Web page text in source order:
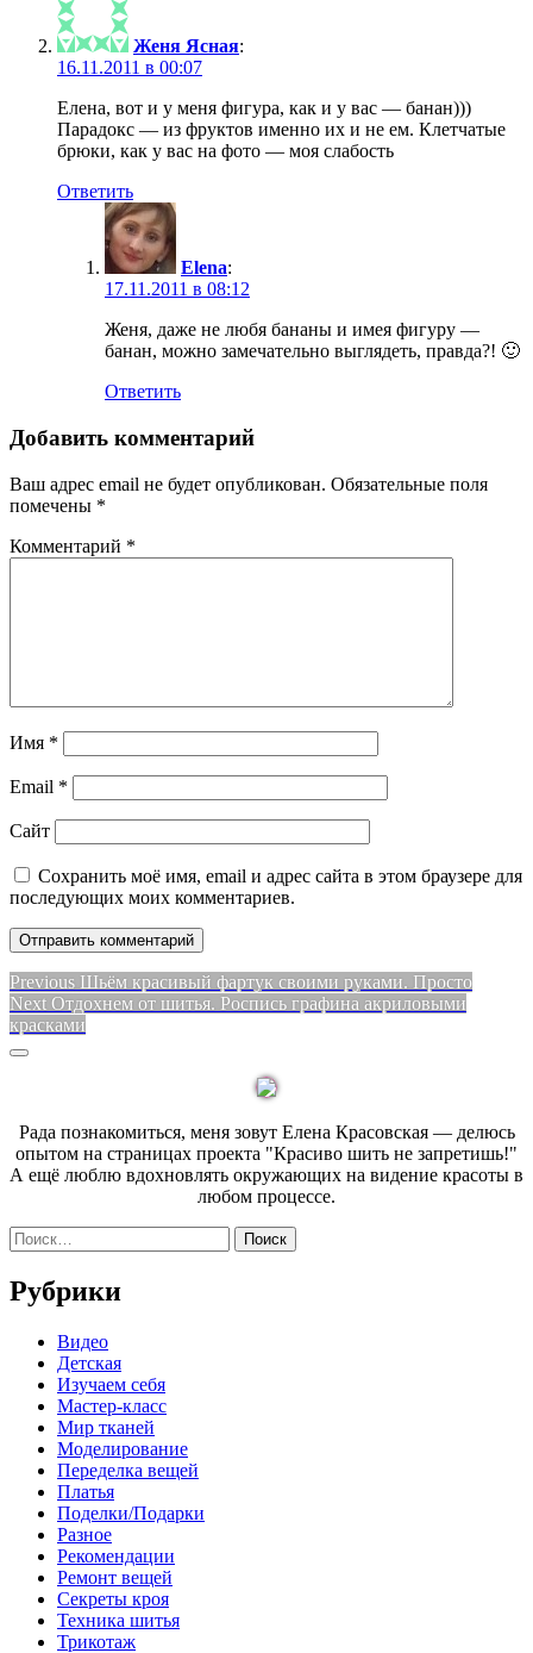
Женя Ясная:
16.11.2011 в 00:07
Елена, вот и у меня фигура, как и у вас — банан)))
Парадокс — из фруктов именно их и не ем. Клетчатые
брюки, как у вас на фото — моя слабость
Ответить
Elena:
17.11.2011 в 08:12
Женя, даже не любя бананы и имея фигуру —
банан, можно замечательно выглядеть, правда?! 🙂
Ответить
Добавить комментарий
Ваш адрес email не будет опубликован. Обязательные поля
помечены *
Комментарий *
Имя *
Email *
Сайт
Сохранить моё имя, email и адрес сайта в этом браузере для
последующих моих комментариев.
Навигация
по
записям
Previous Previous
post:
Шьём красивый фартук своими руками. Просто
Next Next
post:
Отдохнем от шитья. Роспись графина акриловыми
красками
Sidebar
Рада познакомиться, меня зовут Елена Красовская — делюсь
опытом на страницах проекта "Красиво шить не запретишь!"
А ещё люблю вдохновлять окружающих на видение красоты в
любом процессе.
Найти:
Рубрики
Видео
Детская
Изучаем себя
Мастер-класс
Мир тканей
Моделирование
Переделка вещей
Платья
Поделки/Подарки
Разное
Рекомендации
Ремонт вещей
Секреты кроя
Техника шитья
Трикотаж